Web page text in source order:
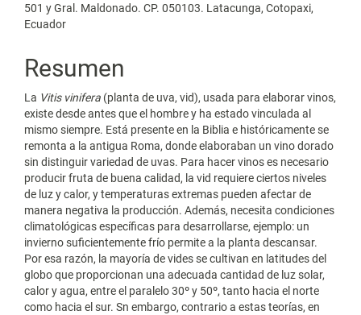
501 y Gral. Maldonado. CP. 050103. Latacunga, Cotopaxi,
Ecuador
Resumen
La Vitis vinifera (planta de uva, vid), usada para elaborar vinos,
existe desde antes que el hombre y ha estado vinculada al
mismo siempre. Está presente en la Biblia e históricamente se
remonta a la antigua Roma, donde elaboraban un vino dorado
sin distinguir variedad de uvas. Para hacer vinos es necesario
producir fruta de buena calidad, la vid requiere ciertos niveles
de luz y calor, y temperaturas extremas pueden afectar de
manera negativa la producción. Además, necesita condiciones
climatológicas específicas para desarrollarse, ejemplo: un
invierno suficientemente frío permite a la planta descansar.
Por esa razón, la mayoría de vides se cultivan en latitudes del
globo que proporcionan una adecuada cantidad de luz solar,
calor y agua, entre el paralelo 30º y 50º, tanto hacia el norte
como hacia el sur. Sn embargo, contrario a estas teorías, en